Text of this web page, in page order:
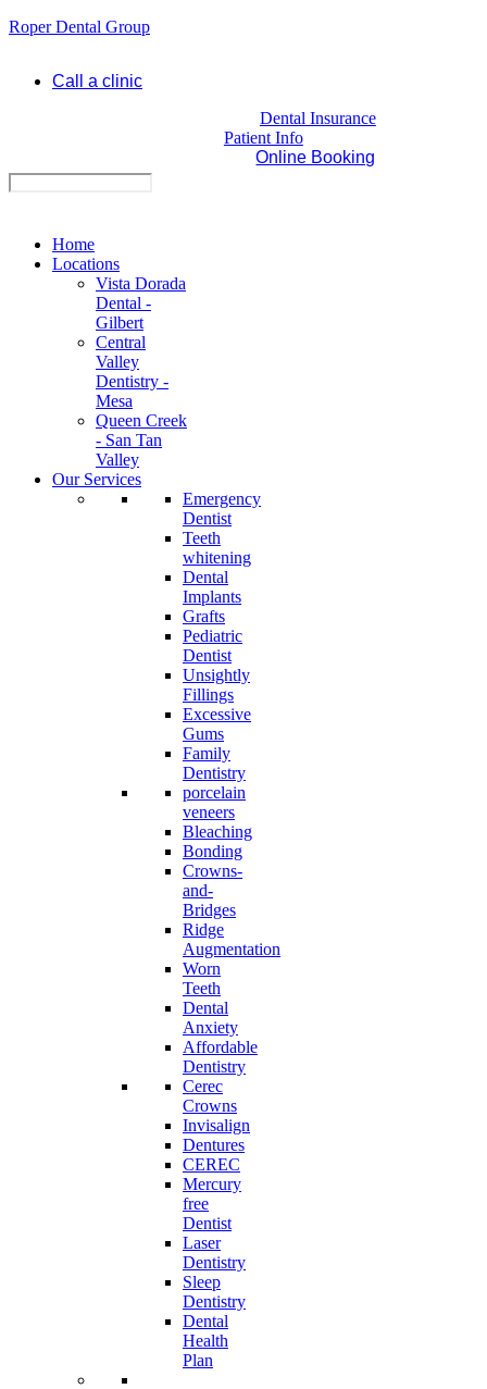
Roper Dental Group
Call a clinic
Dental Insurance
Patient Info
Online Booking
Home
Locations
Vista Dorada
Dental -
Gilbert
Central
Valley
Dentistry -
Mesa
Queen Creek
- San Tan
Valley
Our Services
Emergency
Dentist
Teeth
whitening
Dental
Implants
Grafts
Pediatric
Dentist
Unsightly
Fillings
Excessive
Gums
Family
Dentistry
porcelain
veneers
Bleaching
Bonding
Crowns-
and-
Bridges
Ridge
Augmentation
Worn
Teeth
Dental
Anxiety
Affordable
Dentistry
Cerec
Crowns
Invisalign
Dentures
CEREC
Mercury
free
Dentist
Laser
Dentistry
Sleep
Dentistry
Dental
Health
Plan